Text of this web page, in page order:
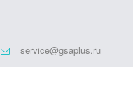
service@gsaplus.ru